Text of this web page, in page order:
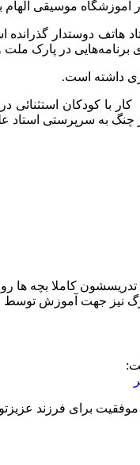
اندیشه در سال ۱۳۸۷ ، پارک
با کودکان
به سرپرستی استاد
کاملا بچه
نیز جهت آموزش
برای فرزند